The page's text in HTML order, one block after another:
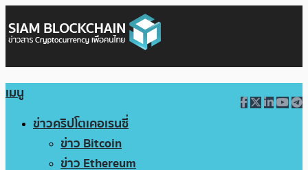
เมนู
ข่าวคริปโตเคอเรนซี่
ข่าว Bitcoin
ข่าว Ethereum